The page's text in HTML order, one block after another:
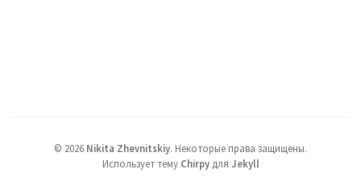
© 2026 Nikita Zhevnitskiy. Некоторые права защищены.
Использует тему Chirpyдля Jekyll